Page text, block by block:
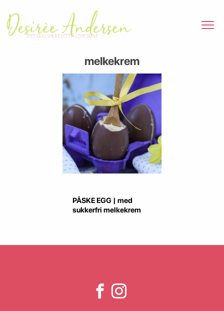
melkekrem
PÅSKE EGG | med
sukkerfri melkekrem